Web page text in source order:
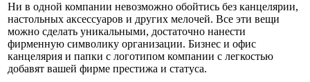
Ни в одной компании невозможно обойтись без канцелярии,
настольных аксессуаров и других мелочей. Все эти вещи
можно сделать уникальными, достаточно нанести
фирменную символику организации. Бизнес и офис
канцелярия и папки с логотипом компании с легкостью
добавят вашей фирме престижа и статуса.